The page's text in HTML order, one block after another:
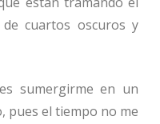
cuartos oscuros y
sumergirme en un
pues el tiempo no me